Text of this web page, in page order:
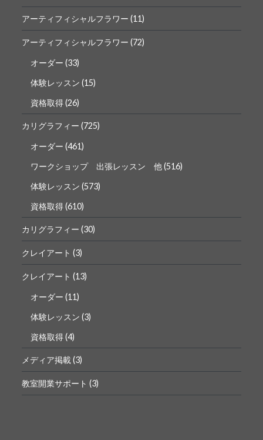
表
示
表
示
アーティフィシャルフラワー (11)
アーティフィシャルフラワー (72)
オーダー (33)
体験レッスン (15)
資格取得(26)
カリグラフィー (725)
オーダー (461)
ワークショップ 出張レッスン 他(516)
体験レッスン (573)
資格取得(610)
カリグラフィー (30)
クレイアート (3)
クレイアート (13)
オーダー (11)
体験レッスン (3)
資格取得(4)
メディア掲載 (3)
教室開業サポート (3)